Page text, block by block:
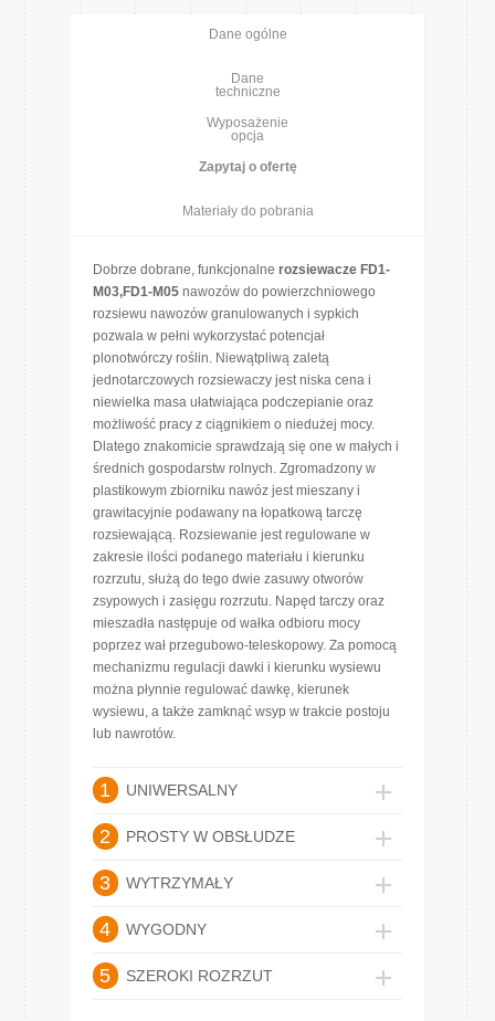
Dane ogólne
Dane
techniczne
Wyposażenie
opcja
Zapytaj o ofertę
Materiały do pobrania
Dobrze dobrane, funkcjonalne rozsiewacze FD1-
M03,FD1-M05 nawozów do powierzchniowego
rozsiewu nawozów granulowanych i sypkich
pozwala w pełni wykorzystać potencjał
plonotwórczy roślin. Niewątpliwą zaletą
jednotarczowych rozsiewaczy jest niska cena i
niewielka masa ułatwiająca podczepianie oraz
możliwość pracy z ciągnikiem o niedużej mocy.
Dlatego znakomicie sprawdzają się one w małych i
średnich gospodarstw rolnych. Zgromadzony w
plastikowym zbiorniku nawóz jest mieszany i
grawitacyjnie podawany na łopatkową tarczę
rozsiewającą. Rozsiewanie jest regulowane w
zakresie ilości podanego materiału i kierunku
rozrzutu, służą do tego dwie zasuwy otworów
zsypowych i zasięgu rozrzutu. Napęd tarczy oraz
mieszadła następuje od wałka odbioru mocy
poprzez wał przegubowo-teleskopowy. Za pomocą
mechanizmu regulacji dawki i kierunku wysiewu
można płynnie regulować dawkę, kierunek
wysiewu, a także zamknąć wsyp w trakcie postoju
lub nawrotów.
1 UNIWERSALNY
2 PROSTY W OBSŁUDZE
3 WYTRZYMAŁY
4 WYGODNY
5 SZEROKI ROZRZUT